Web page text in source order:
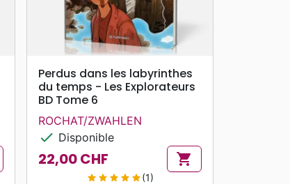
searchAPERÇU RAPIDE
Perdus dans les labyrinthes
du temps - Les Explorateurs
BD Tome 6
ROCHAT/ZWAHLEN
check Disponible
Prix
22,00 CHF shopping_cart
star star star star star(1)